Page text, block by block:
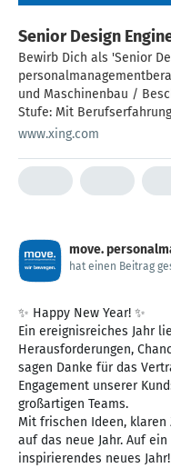
Senior Design
Bewirb Dich als 'Senior
und Maschinenbau /
Stufe: Mit
www.xing.com
move.
hat einen Beitrag
✨ Happy New Year! ✨
Ein ereignisreiches Jahr
Herausforderungen,
sagen Danke für das
Engagement unserer
großartigen Teams.
Mit frischen Ideen,
auf das neue Jahr. Auf
inspirierendes neues